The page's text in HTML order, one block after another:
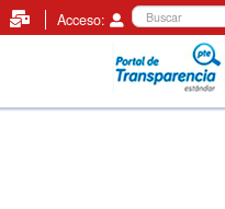
Acceso: